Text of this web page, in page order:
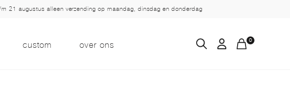
21 augustus alleen verzending op maandag, dinsdag en donderdag
custom over ons 0